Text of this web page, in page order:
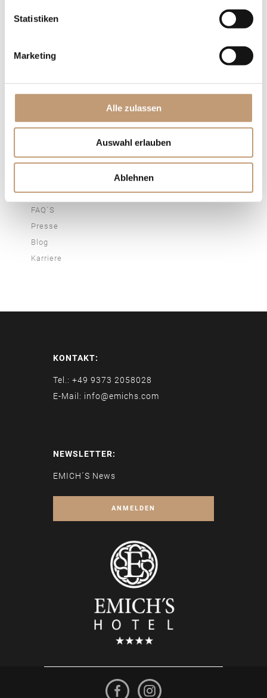
Statistiken
Marketing
Alle zulassen
Auswahl erlauben
Ablehnen
Tagen & Feiern
360° Rundgang
Tagungsmappe
Classic Cars & Events
Arrangements
Service
Gutscheine
Kontakt & Anreise
FAQ´S
Presse
Blog
Karriere
KONTAKT:
Tel.: +49 9373 2058028
E-Mail: info@emichs.com
NEWSLETTER:
EMICH´S News